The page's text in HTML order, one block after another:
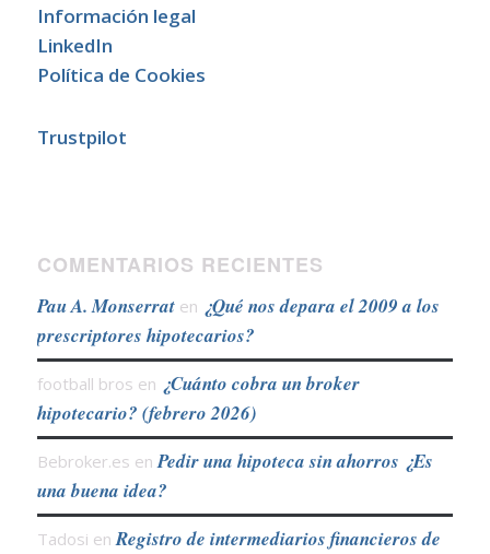
Información legal
LinkedIn
Política de Cookies
Trustpilot
COMENTARIOS RECIENTES
Pau A. Monserraten ¿Qué nos depara el 2009 a los
prescriptores hipotecarios?
football bros en ¿Cuánto cobra un broker
hipotecario? (febrero 2026)
Bebroker.es enPedir una hipoteca sin ahorros ¿Es
una buena idea?
Tadosi enRegistro de intermediarios financieros de